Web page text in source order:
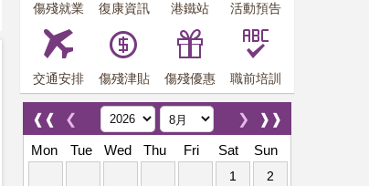
傷殘就業 復康資訊 港鐵站 活動預告
交通安排 傷殘津貼 傷殘優惠 職前培訓
❰❰ ❮ ❱❱
❯
Mon
Tue Wed Thu Fri Sat Sun
1 2